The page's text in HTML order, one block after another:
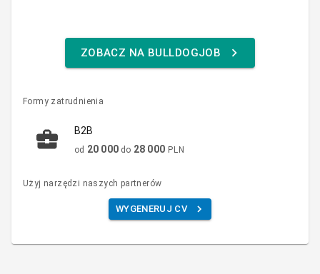
ZOBACZ NA BULLDOGJOB
Formy zatrudnienia
B2B
od 20 000 do 28 000 PLN
Użyj narzędzi naszych partnerów
WYGENERUJ CV